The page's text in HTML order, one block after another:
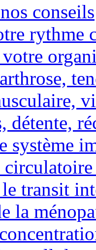
conseils
rythme
détente,
système
transit
la